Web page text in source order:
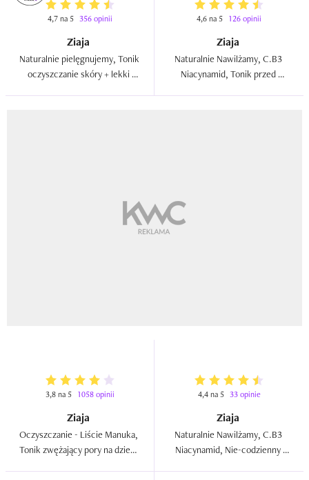
4,7 na 5 356 opinii
Ziaja
Naturalnie pielęgnujemy, Tonik
oczyszczanie skóry + lekki
4,6 na 5 126 opinii
Ziaja
Naturalnie Nawilżamy, C.B3
Niacynamid, Tonik przed
3,8 na 5 1058 opinii
Ziaja
Oczyszczanie - Liście Manuka,
Tonik zwężający pory na dzień /
4,4 na 5 33 opinie
Ziaja
Naturalnie Nawilżamy, C.B3
Niacynamid, Nie-codzienny